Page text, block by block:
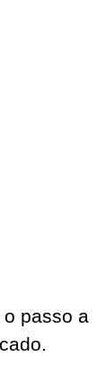
passo a